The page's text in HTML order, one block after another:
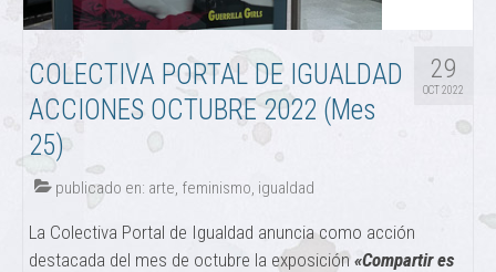
29
OCT 2022
COLECTIVA PORTAL DE IGUALDAD
ACCIONES OCTUBRE 2022 (Mes
25)
publicado en: arte, feminismo, igualdad
La Colectiva Portal de Igualdad anuncia como acción
destacada del mes de octubre la exposición «Compartir es